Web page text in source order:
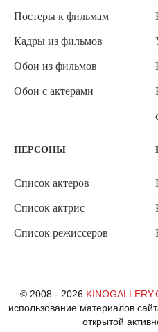
Постеры к фильмам
Кадры из фильмов
Обои из фильмов
Обои с актерами
ПЕРСОНЫ
Список актеров
Список актрис
Список режиссеров
© 2008 - 2026
использование материалов
открытой